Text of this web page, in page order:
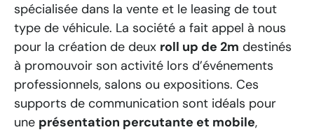
spécialisée dans la vente et le leasing de tout
type de véhicule. La société a fait appel à nous
pour la création de deux roll up de 2m destinés
à promouvoir son activité lors d’événements
professionnels, salons ou expositions. Ces
supports de communication sont idéals pour
une présentation percutante et mobile,